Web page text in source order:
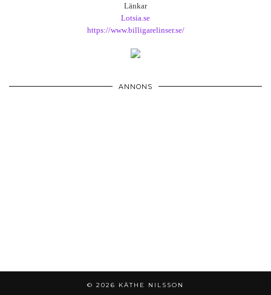
Länkar
Lotsia.se
https://www.billigarelinser.se/
ANNONS
© 2026 KÄTHE NILSSON